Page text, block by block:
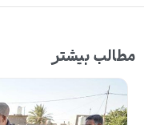
مطالب بیشتر